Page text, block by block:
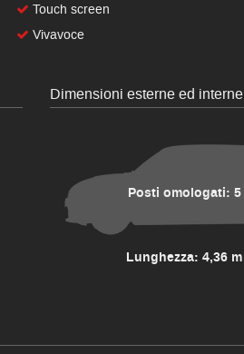
Touch screen
Vivavoce
Dimensioni esterne ed interne
Posti omologati: 5
Lunghezza: 4,36 m